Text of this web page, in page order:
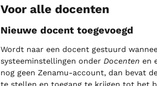
Voor alle docenten
Nieuwe docent toegevoegd
Wordt naar een docent gestuurd
systeeminstellingen onder Docenten en
nog geen Zenamu-account, dan bevat